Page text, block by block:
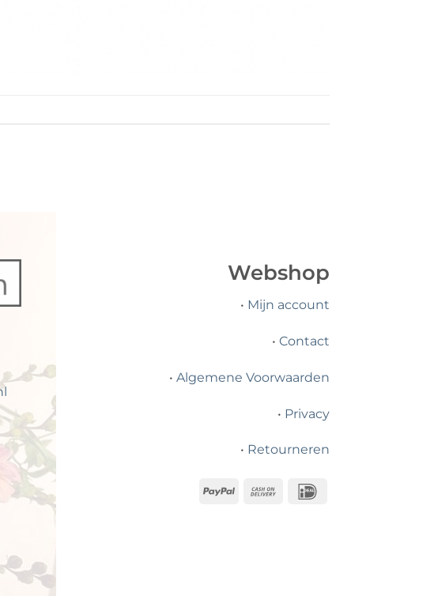
Webshop
• Mijn account
• Contact
• Algemene Voorwaarden
• Privacy
• Retourneren
PayPal
Cash